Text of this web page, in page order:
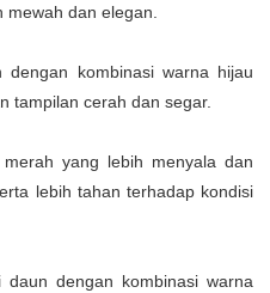
dan elegan.
dengan kombinasi warna hijau
tampilan cerah dan segar.
yang lebih menyala dan
lebih tahan terhadap kondisi
daun dengan kombinasi warna